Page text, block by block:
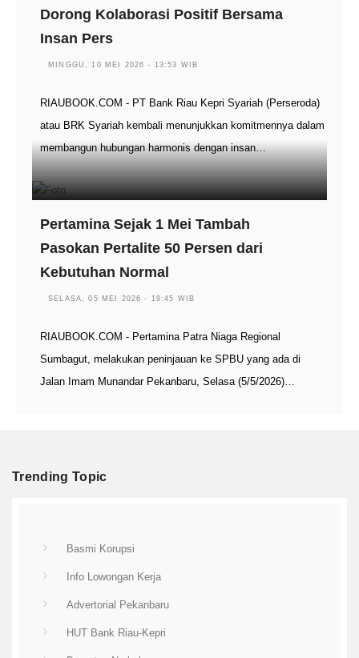
Dorong Kolaborasi Positif Bersama
Insan Pers
MINGGU, 10 MEI 2026 - 13:53 WIB
RIAUBOOK.COM - PT Bank Riau Kepri Syariah (Perseroda)
atau BRK Syariah kembali menunjukkan komitmennya dalam
membangun hubungan harmonis dengan insan…
Pertamina Sejak 1 Mei Tambah
Pasokan Pertalite 50 Persen dari
Kebutuhan Normal
SELASA, 05 MEI 2026 - 19:45 WIB
RIAUBOOK.COM - Pertamina Patra Niaga Regional
Sumbagut, melakukan peninjauan ke SPBU yang ada di
Jalan Imam Munandar Pekanbaru, Selasa (5/5/2026)…
Trending Topic
Basmi Korupsi
Info Lowongan Kerja
Advertorial Pekanbaru
HUT Bank Riau-Kepri